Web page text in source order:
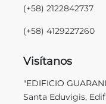
(+58) 2122842737
(+58) 4129227260
Visítanos
"EDIFICIO
Santa Eduvigis,